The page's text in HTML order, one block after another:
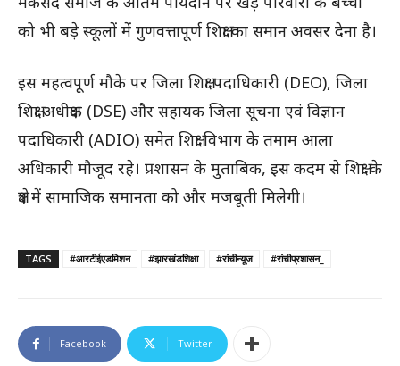
को भी बड़े स्कूलों में गुणवत्तापूर्ण शिक्षा का समान अवसर देना है।
इस महत्वपूर्ण मौके पर जिला शिक्षा पदाधिकारी (DEO), जिला
शिक्षा अधीक्षक (DSE) और सहायक जिला सूचना एवं विज्ञान
पदाधिकारी (ADIO) समेत शिक्षा विभाग के तमाम आला
अधिकारी मौजूद रहे। प्रशासन के मुताबिक, इस कदम से शिक्षा के
क्षेत्र में सामाजिक समानता को और मजबूती मिलेगी।
TAGS #आरटीईएडमिशन #झारखंडशिक्षा #रांचीन्यूज #रांचीप्रशासन_
Facebook Twitter